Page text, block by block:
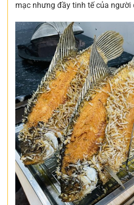
mạc nhưng đầy tinh tế của người